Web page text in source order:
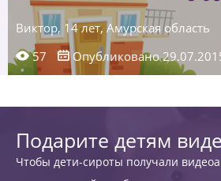
Виктор, 14 лет, Амурская область
57
Опубликовано
Подарите детям
Чтобы дети-сироты получали